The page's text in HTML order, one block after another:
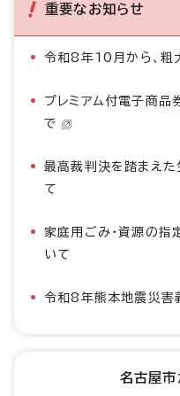
重要なお知らせ
令和8年10月から、粗
プレミアム付電子商品
で
最高裁判決を踏まえ
て
家庭用ごみ・資源の指
いて
令和8年熊本地震災害
名古屋市